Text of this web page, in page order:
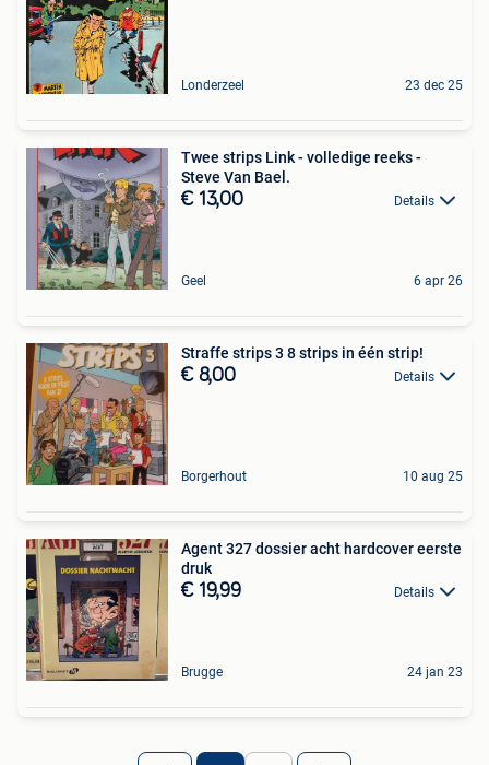
Londerzeel 23 dec 25
Twee strips Link - volledige reeks -
Steve Van Bael.
€ 13,00 Details
Geel 6 apr 26
Straffe strips 3 8 strips in één strip!
€ 8,00 Details
Borgerhout 10 aug 25
Agent 327 dossier acht hardcover eerste
druk
€ 19,99 Details
Brugge 24 jan 23